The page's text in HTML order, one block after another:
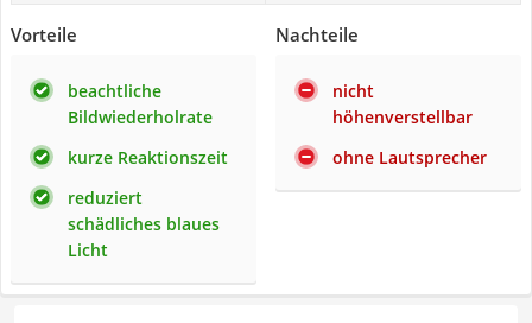
Vorteile
beachtliche
Bildwiederholrate
kurze Reaktionszeit
reduziert
schädliches blaues
Licht
Nachteile
nicht
höhenverstellbar
ohne Lautsprecher